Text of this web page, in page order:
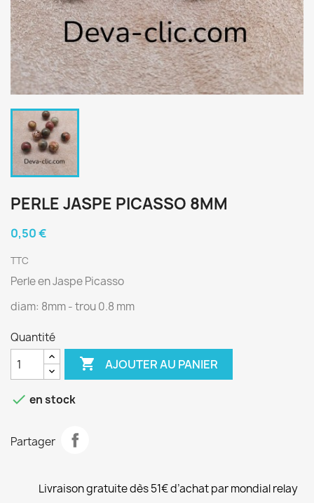
PERLE JASPE PICASSO 8MM
0,50 €
TTC
Perle en Jaspe Picasso
diam: 8mm - trou 0.8 mm
Quantité
 AJOUTER AU PANIER
 en stock
Partager
Livraison gratuite dès 51€ d’achat par mondial relay